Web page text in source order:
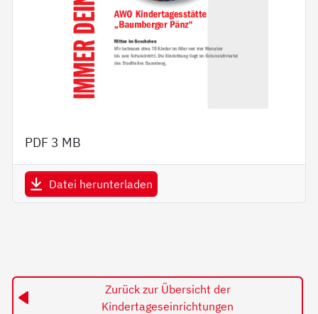
PDF 3 MB
Datei herunterladen
Zurück zur Übersicht der
Kindertageseinrichtungen